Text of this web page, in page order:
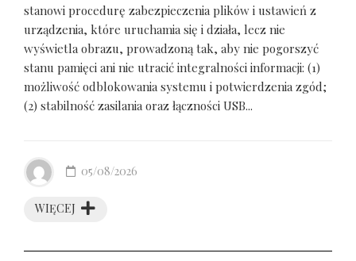
stanowi procedurę zabezpieczenia plików i ustawień z
urządzenia, które uruchamia się i działa, lecz nie
wyświetla obrazu, prowadzoną tak, aby nie pogorszyć
stanu pamięci ani nie utracić integralności informacji: (1)
możliwość odblokowania systemu i potwierdzenia zgód;
(2) stabilność zasilania oraz łączności USB...
WIĘCEJ
05/08/2026